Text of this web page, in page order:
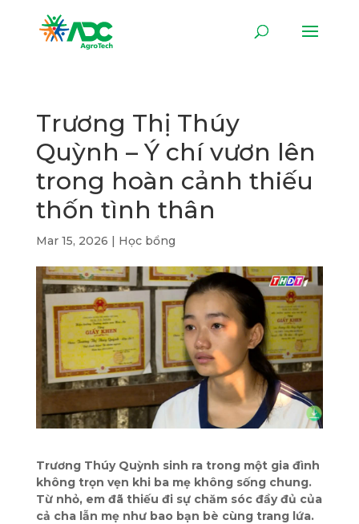
Trương Thị Thúy
Quỳnh – Ý chí vươn lên
trong hoàn cảnh thiếu
thốn tình thân
Mar 15, 2026 | Học bổng
Trương Thúy Quỳnh sinh ra trong một gia đình
không trọn vẹn khi ba mẹ không sống chung.
Từ nhỏ, em đã thiếu đi sự chăm sóc đầy đủ của
cả cha lẫn mẹ như bao bạn bè cùng trang lứa.